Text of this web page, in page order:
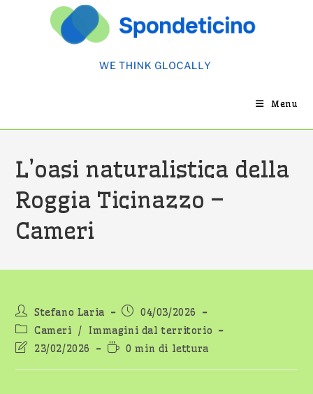
Menu
L’oasi naturalistica della
Roggia Ticinazzo –
Cameri
Autore
dell'articolo:
Stefano Laria
Articolo
pubblicato:
04/03/2026
Categoria
dell'articolo:
Cameri /
Immagini dal territorio
Ultima
dell'articolo:
23/02/2026
Tempo
lettura:
0 min di lettura